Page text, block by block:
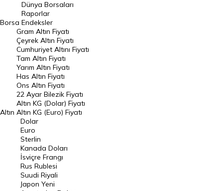
Dünya Borsaları
Raporlar
Endeksler
DÖVİZ
Döviz Kuru
Dolar Kuru
Euro Kuru
Pound Kuru
Frank Kuru
Riyal Kuru
Avustralya Doları
Borsa
Dünya Borsaları
Raporlar
Endeksler
Altın
Gram Altın Fiyatı
Çeyrek Altın Fiyatı
Cumhuriyet Altını Fiyatı
Tam Altın Fiyatı
Yarım Altın Fiyatı
Has Altın Fiyatı
Ons Altın Fiyatı
22 Ayar Bilezik Fiyatı
Altın KG (Dolar) Fiyatı
Altın KG (Euro) Fiyatı
Dolar
Euro
Sterlin
Kanada Doları
İsviçre Frangı
Rus Rublesi
Suudi Riyali
Japon Yeni